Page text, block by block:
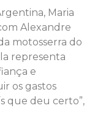
Maria
Alexandre
motosserra do
representa
e
os gastos
que deu certo”,